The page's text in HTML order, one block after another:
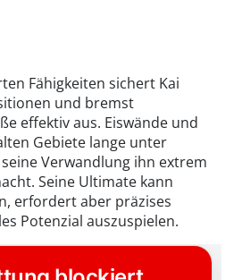
Fähigkeiten sichert Kai
und bremst
effektiv aus. Eiswände und
Gebiete lange unter
Verwandlung ihn extrem
Seine Ultimate kann
erfordert aber präzises
Potenzial auszuspielen.